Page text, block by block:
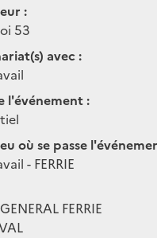
:
53
avec :
l'événement :
où se passe
- FERRIE
FERRIE